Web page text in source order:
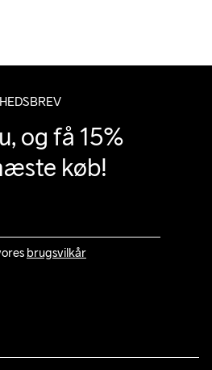
og få 15%
køb!
brugsvilkår